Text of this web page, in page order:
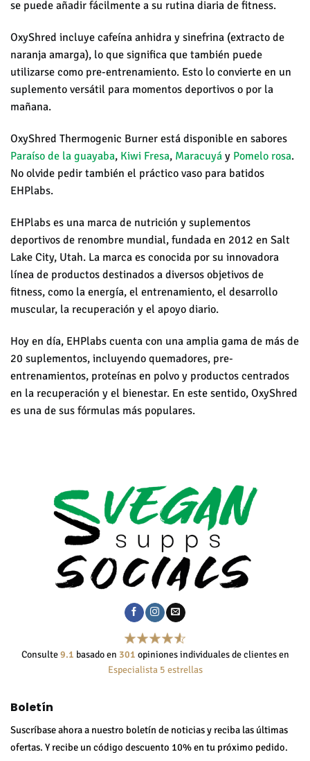
se puede añadir fácilmente a su rutina diaria de fitness.
OxyShred incluye cafeína anhidra y sinefrina (extracto de
naranja amarga), lo que significa que también puede
utilizarse como pre-entrenamiento. Esto lo convierte en un
suplemento versátil para momentos deportivos o por la
mañana.
OxyShred Thermogenic Burner está disponible en sabores
Paraíso de la guayaba, Kiwi Fresa, Maracuyá y Pomelo rosa.
No olvide pedir también el práctico vaso para batidos
EHPlabs.
EHPlabs es una marca de nutrición y suplementos
deportivos de renombre mundial, fundada en 2012 en Salt
Lake City, Utah. La marca es conocida por su innovadora
línea de productos destinados a diversos objetivos de
fitness, como la energía, el entrenamiento, el desarrollo
muscular, la recuperación y el apoyo diario.
Hoy en día, EHPlabs cuenta con una amplia gama de más de
20 suplementos, incluyendo quemadores, pre-
entrenamientos, proteínas en polvo y productos centrados
en la recuperación y el bienestar. En este sentido, OxyShred
es una de sus fórmulas más populares.
Consulte9.1 basado en 301 opiniones individuales de clientes en
Especialista 5 estrellas
Boletín
Suscríbase ahora a nuestro boletín de noticias y reciba las últimas
ofertas. Y recibe un código descuento 10% en tu próximo pedido.